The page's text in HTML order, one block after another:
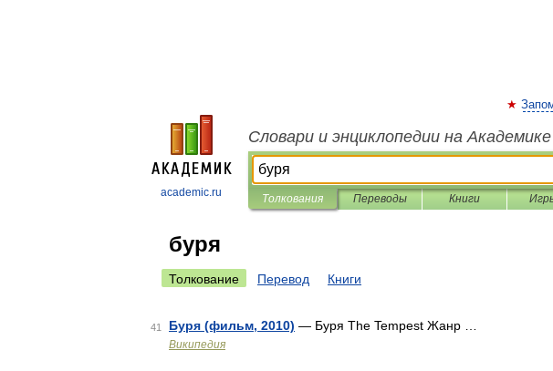
academic.ru
Словари и энциклопедии на Академике
Толкования Переводы Книги
буря
Толкование Перевод Книги
41 Буря (фильм, 2010) — Буря The Tempest Жанр …
Википедия